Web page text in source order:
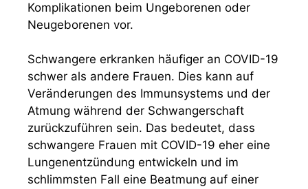
Komplikationen beim Ungeborenen oder
Neugeborenen vor.
Schwangere erkranken häufiger an COVID-19
schwer als andere Frauen. Dies kann auf
Veränderungen des Immunsystems und der
Atmung während der Schwangerschaft
zurückzuführen sein. Das bedeutet, dass
schwangere Frauen mit COVID-19 eher eine
Lungenentzündung entwickeln und im
schlimmsten Fall eine Beatmung auf einer